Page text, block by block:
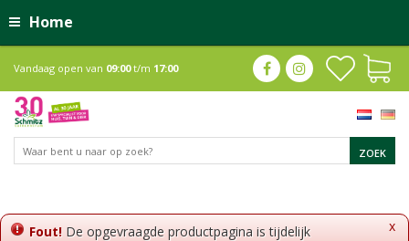
Home
Vandaag open van 09:00t/m 17:00
x
Fout! De opgevraagde productpagina is tijdelijk